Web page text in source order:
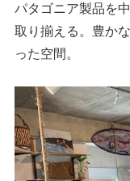
パタゴニア製品を
取り揃える。豊か
った空間。